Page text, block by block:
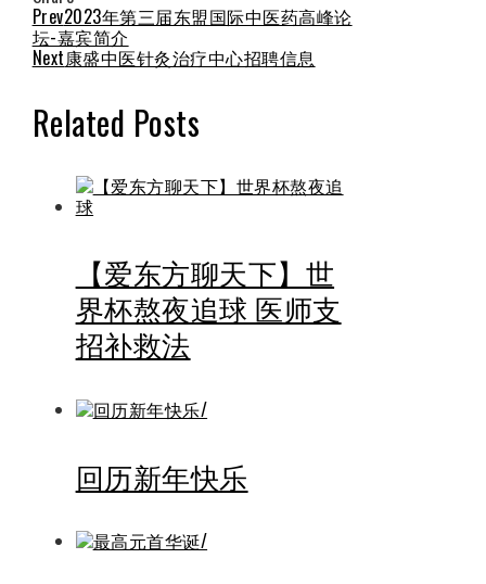
Facebook
Twitter
LinkedIn
Pinterest
Stumbleupon
Email
Prev2023年第三届东盟国际中医药高峰论
坛-嘉宾简介
Next康盛中医针灸治疗中心招聘信息
Related Posts
【爱东方聊天下】世
界杯熬夜追球 医师支
招补救法
回历新年快乐